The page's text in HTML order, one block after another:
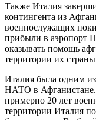
Также Италия
контингента из
военнослужащих
прибыли в аэропорт
оказывать помощь
территории их
Италия была одним
НАТО в Афганистане.
примерно 20 лет
территории Италия